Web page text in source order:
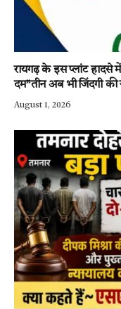
रायगढ़ के इस प्लांट हादसे में
दम”तीन अब भी जिंदगी
August 1, 2026